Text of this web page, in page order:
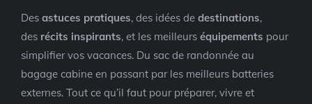
Des astuces pratiques, des idées de destinations,
des récits inspirants, et les meilleurs équipements pour
simplifier vos vacances. Du sac de randonnée au
bagage cabine en passant par les meilleurs batteries
externes. Tout ce qu’il faut pour préparer, vivre et